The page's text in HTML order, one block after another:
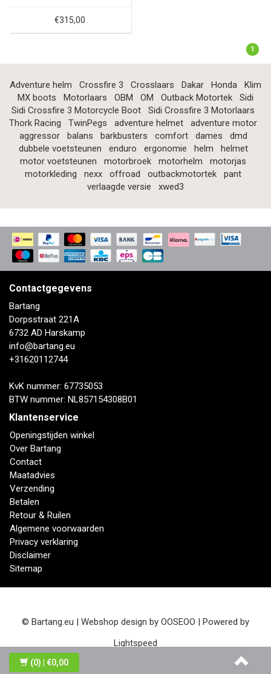
€315,00
1
Adventure helm Crossfire 3 Crosslaars Dakar Honda
Klim
MX boots
Motorlaars OBM OM Outback Motortek
Sidi
Sidi Crossfire 3 Motorcycle Boot
Sidi Crossfire 3 Motorlaars
Thork Racing
TwinPegs adventure helmet
adventure motor
aggressor
balans barkbusters comfort dames
dmd
dubbele voetsteunen
enduro ergonomie helm
helmet
motor voetsteunen
motorbroek motorhelm
motorjas
motorkleding
nexx offroad outbackmotortek
pant
verlaagde versie
xwed3
Contactgegevens
Bartang
Dorpsstraat 221A
6732 AD Harskamp
info@bartang.eu
+31620112744
KvK nummer: 67735053
BTW nummer: NL857154308B01
Klantenservice
Openingstijden winkel
Over Bartang
Contact
Maatadvies
Verzending
Betalen
Retour & Ruilen
Algemene voorwaarden
Privacy verklaring
Disclaimer
Sitemap
© Bartang.eu | Webshop design by OOSEOO | Powered by
Lightspeed
(0) | €0,00